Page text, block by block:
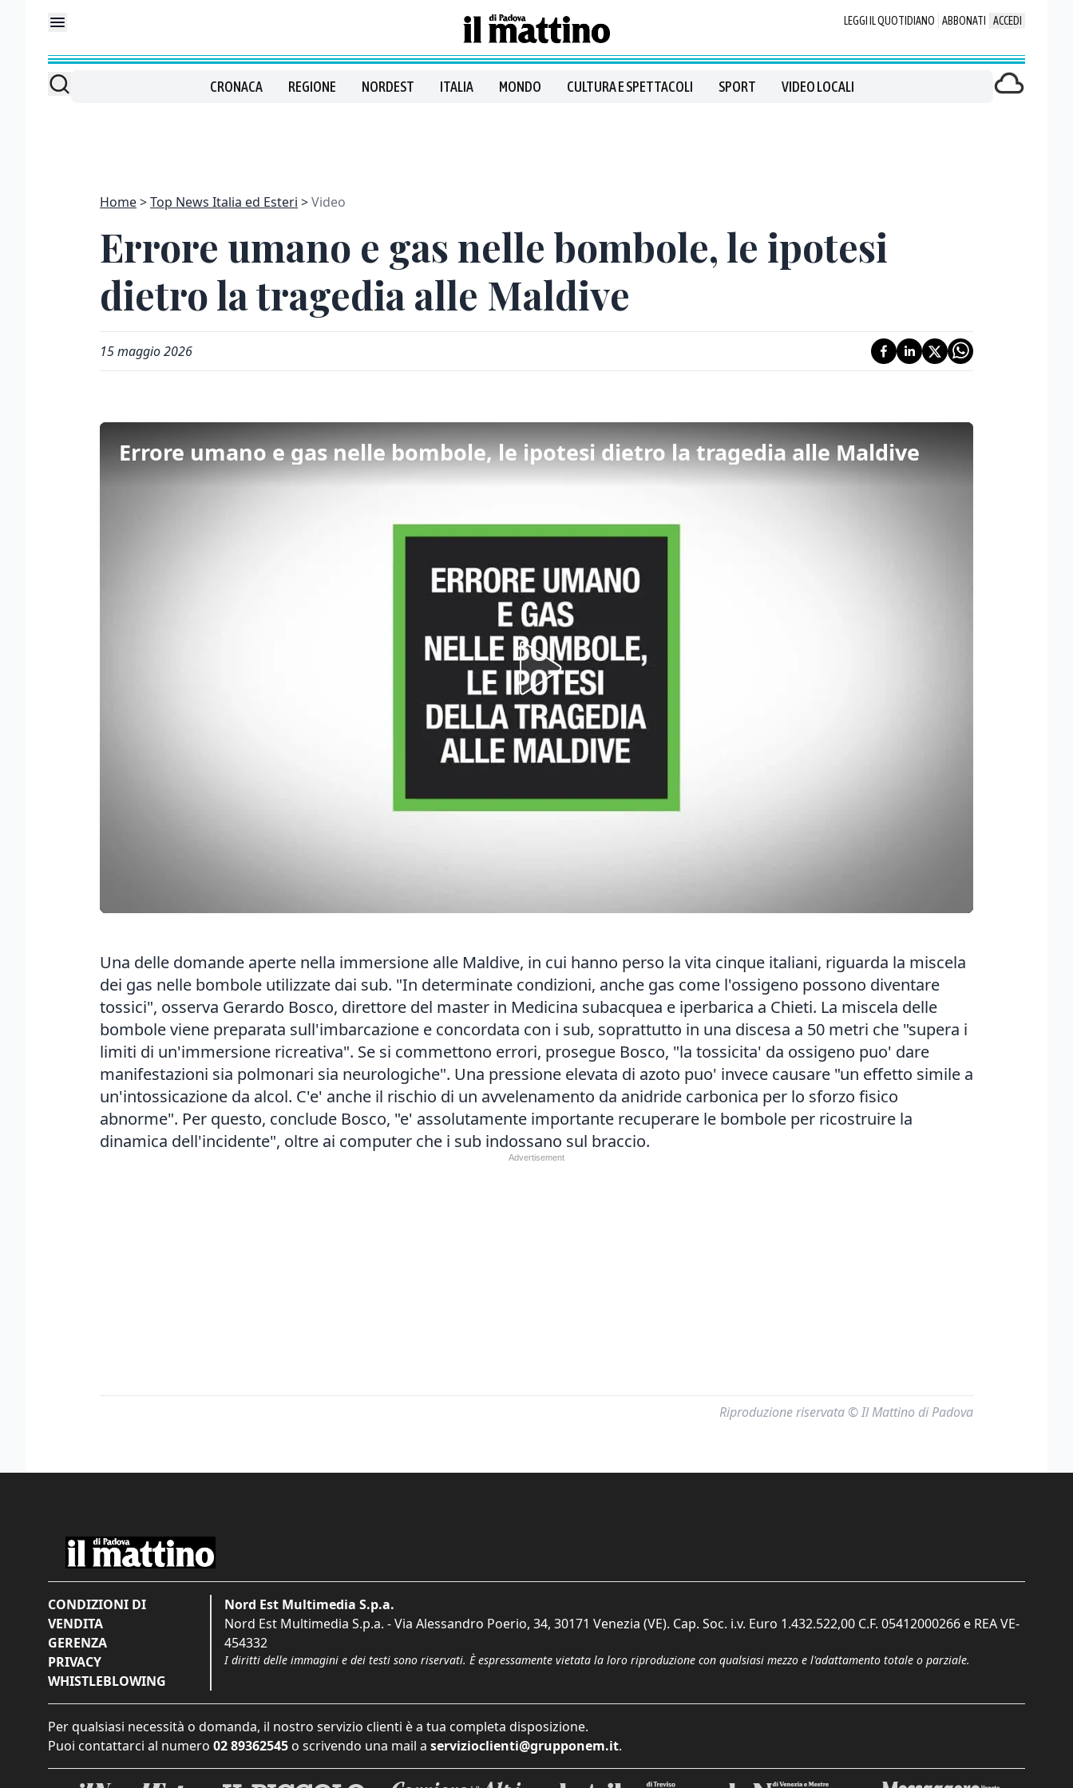
LEGGI IL QUOTIDIANO ABBONATI ACCEDI
CRONACA REGIONE NORDEST ITALIA MONDO CULTURA E SPETTACOLI SPORT VIDEO LOCALI
Home Top News Italia ed Esteri Video
Errore umano e gas nelle bombole, le ipotesi
dietro la tragedia alle Maldive
15 maggio 2026
Errore umano e gas nelle bombole, le ipotesi dietro la tragedia alle Maldive
Una delle domande aperte nella immersione alle Maldive, in cui hanno perso la vita cinque italiani, riguarda la miscela
dei gas nelle bombole utilizzate dai sub. "In determinate condizioni, anche gas come l'ossigeno possono diventare
tossici", osserva Gerardo Bosco, direttore del master in Medicina subacquea e iperbarica a Chieti. La miscela delle
bombole viene preparata sull'imbarcazione e concordata con i sub, soprattutto in una discesa a 50 metri che "supera i
limiti di un'immersione ricreativa". Se si commettono errori, prosegue Bosco, "la tossicita' da ossigeno puo' dare
manifestazioni sia polmonari sia neurologiche". Una pressione elevata di azoto puo' invece causare "un effetto simile a
un'intossicazione da alcol. C'e' anche il rischio di un avvelenamento da anidride carbonica per lo sforzo fisico
abnorme". Per questo, conclude Bosco, "e' assolutamente importante recuperare le bombole per ricostruire la
dinamica dell'incidente", oltre ai computer che i sub indossano sul braccio.
Riproduzione riservata © Il Mattino di Padova
CONDIZIONI DI
VENDITA
GERENZA
PRIVACY
WHISTLEBLOWING
Nord Est Multimedia S.p.a.
Nord Est Multimedia S.p.a. - Via Alessandro Poerio, 34, 30171 Venezia (VE). Cap. Soc. i.v. Euro 1.432.522,00 C.F. 05412000266 e REA VE-
454332
I diritti delle immagini e dei testi sono riservati. È espressamente vietata la loro riproduzione con qualsiasi mezzo e l'adattamento totale o parziale.
Per qualsiasi necessità o domanda, il nostro servizio clienti è a tua completa disposizione.
Puoi contattarci al numero 02 89362545 o scrivendo una mail a servizioclienti@grupponem.it.